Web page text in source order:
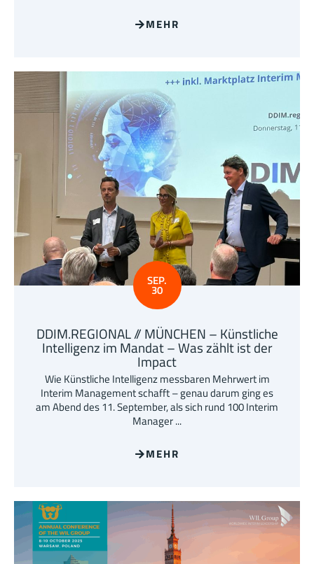
MEHR
SEP.
30
DDIM.REGIONAL // MÜNCHEN – Künstliche
Intelligenz im Mandat – Was zählt ist der
Impact
Wie Künstliche Intelligenz messbaren Mehrwert im
Interim Management schafft – genau darum ging es
am Abend des 11. September, als sich rund 100 Interim
Manager ...
MEHR